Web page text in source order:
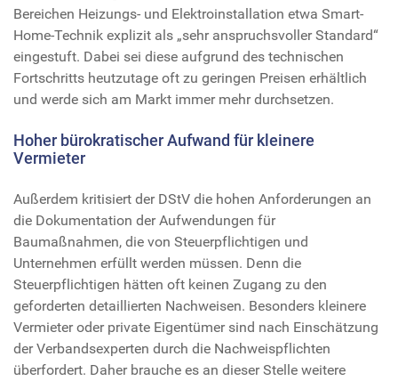
Bereichen Heizungs- und Elektroinstallation etwa Smart-
Home-Technik explizit als „sehr anspruchsvoller Standard“
eingestuft. Dabei sei diese aufgrund des technischen
Fortschritts heutzutage oft zu geringen Preisen erhältlich
und werde sich am Markt immer mehr durchsetzen.
Hoher bürokratischer Aufwand für kleinere
Vermieter
Außerdem kritisiert der DStV die hohen Anforderungen an
die Dokumentation der Aufwendungen für
Baumaßnahmen, die von Steuerpflichtigen und
Unternehmen erfüllt werden müssen. Denn die
Steuerpflichtigen hätten oft keinen Zugang zu den
geforderten detaillierten Nachweisen. Besonders kleinere
Vermieter oder private Eigentümer sind nach Einschätzung
der Verbandsexperten durch die Nachweispflichten
überfordert. Daher brauche es an dieser Stelle weitere